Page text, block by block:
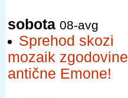
sobota 08-avg
Sprehod skozi
mozaik zgodovine
antične Emone!